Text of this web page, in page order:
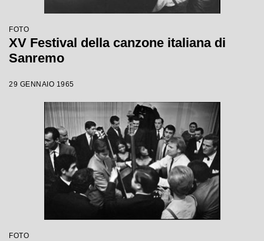
FOTO
XV Festival della canzone italiana di
Sanremo
29 GENNAIO 1965
FOTO